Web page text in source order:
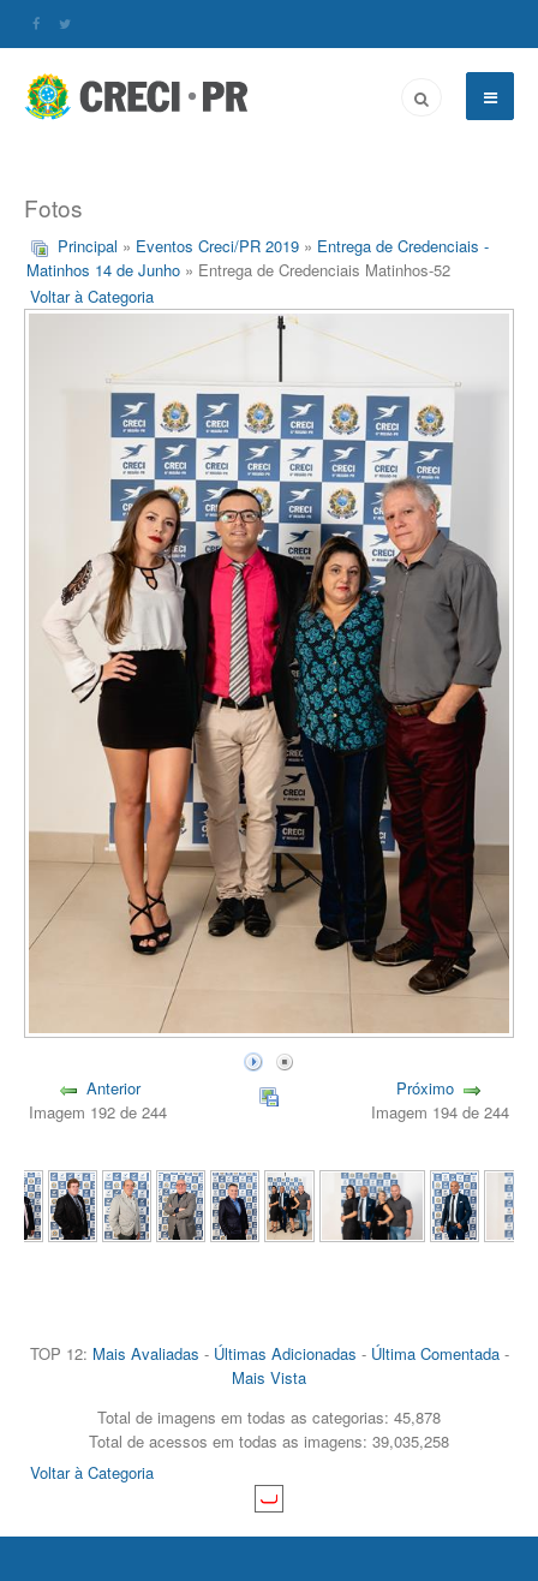
Fotos
Principal » Eventos Creci/PR 2019 » Entrega de Credenciais -
Matinhos 14 de Junho » Entrega de Credenciais Matinhos-52
Voltar à Categoria
Anterior
Imagem 192 de 244
Próximo
Imagem 194 de 244
TOP 12: Mais Avaliadas - Últimas Adicionadas - Última Comentada-
Mais Vista
Total de imagens em todas as categorias: 45,878
Total de acessos em todas as imagens: 39,035,258
Voltar à Categoria